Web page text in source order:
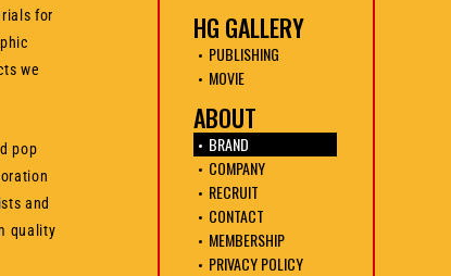
HG GALLERY
PUBLISHING
MOVIE
ABOUT
BRAND
COMPANY
RECRUIT
CONTACT
MEMBERSHIP
PRIVACY POLICY
for
we
pop
and
quality